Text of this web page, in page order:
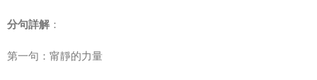
分句詳解：
第一句：甯靜的力量